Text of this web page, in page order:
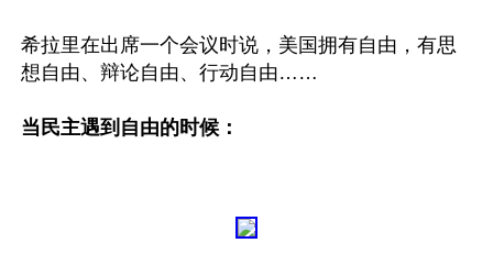
希拉里在出席一个会议时说，美国拥有自由，有思
想自由、辩论自由、行动自由……
当民主遇到自由的时候：